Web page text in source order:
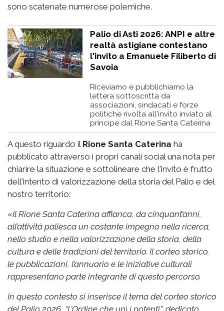
sono scatenate numerose polemiche.
Palio di Asti 2026: ANPI e altre
realtà astigiane contestano
l'invito a Emanuele Filiberto di
Savoia
Riceviamo e pubblichiamo la
lettera sottoscritta da
associazioni, sindacati e forze
politiche rivolta all'invito inviato al
principe dal Rione Santa Caterina
A questo riguardo il Rione Santa Caterina ha
pubblicato attraverso i propri canali social una nota per
chiarire la situazione e sottolineare che l'invito è frutto
dell'intento di valorizzazione della storia del Palio e del
nostro territorio:
«Il Rione Santa Caterina affianca, da cinquant’anni,
all’attività paliesca un costante impegno nella ricerca,
nello studio e nella valorizzazione della storia, della
cultura e delle tradizioni del territorio. Il corteo storico,
le pubblicazioni, l’annuario e le iniziative culturali
rappresentano parte integrante di questo percorso.
In questo contesto si inserisce il tema del corteo storico